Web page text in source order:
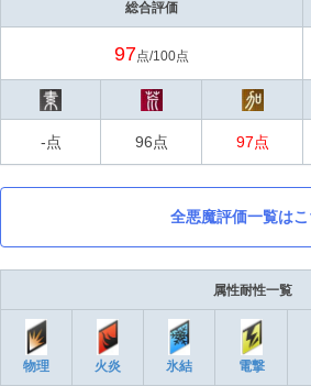
総合評価
97点/100点
-点 96点 97点
全悪魔評価一覧は
属性耐性一覧
物理 火炎 氷結 電撃